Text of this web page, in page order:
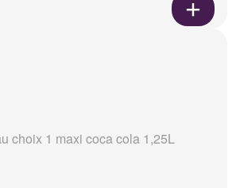
choix 1 maxi coca cola 1,25L